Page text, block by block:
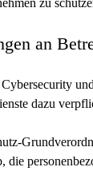
zu
an
dazu
die